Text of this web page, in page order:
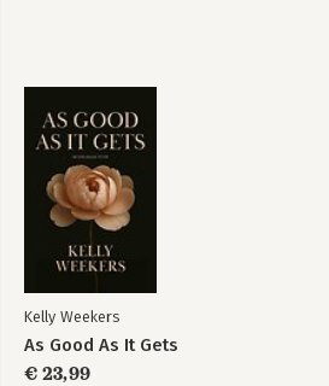
Kelly Weekers
As Good As It Gets
€ 23,99